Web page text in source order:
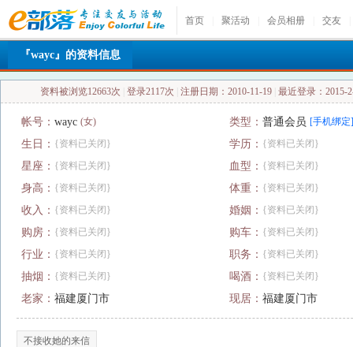
首页 聚活动 会员相册 交友
『wayc』的资料信息
资料被浏览12663次 登录2117次 注册日期：2010-11-19 最近登录：2015-
帐号： wayc (女) 类型： 普通会员 [手机绑定]
生日： {资料已关闭} 学历： {资料已关闭}
星座： {资料已关闭} 血型： {资料已关闭}
身高： {资料已关闭} 体重： {资料已关闭}
收入： {资料已关闭} 婚姻： {资料已关闭}
购房： {资料已关闭} 购车： {资料已关闭}
行业： {资料已关闭} 职务： {资料已关闭}
抽烟： {资料已关闭} 喝酒： {资料已关闭}
老家： 福建厦门市 现居： 福建厦门市
不接收她的来信